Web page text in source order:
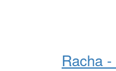
Racha -